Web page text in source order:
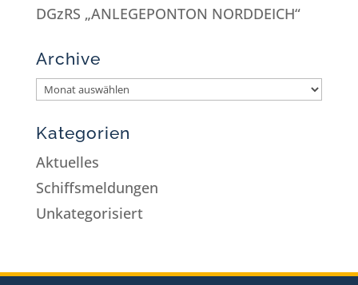
DGzRS „ANLEGEPONTON NORDDEICH“
Archive
Kategorien
Aktuelles
Schiffsmeldungen
Unkategorisiert